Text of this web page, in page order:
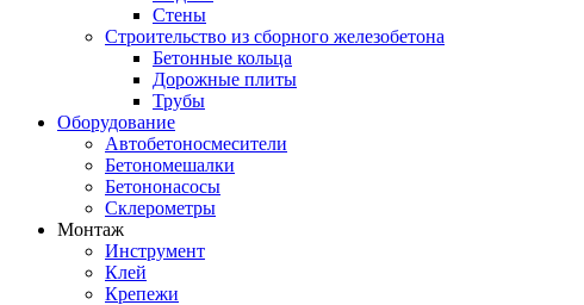
Стены
Строительство из сборного железобетона
Бетонные кольца
Дорожные плиты
Трубы
Оборудование
Автобетоносмесители
Бетономешалки
Бетононасосы
Склерометры
Монтаж
Инструмент
Клей
Крепежи